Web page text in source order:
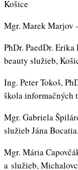
Košice
Mgr. Marek Marjov
PhDr. PaedDr.
beauty služieb,
Ing. Peter Tokoš,
škola informačných
Mgr. Gabriela
služieb Jána
Mgr. Mária
a služieb,